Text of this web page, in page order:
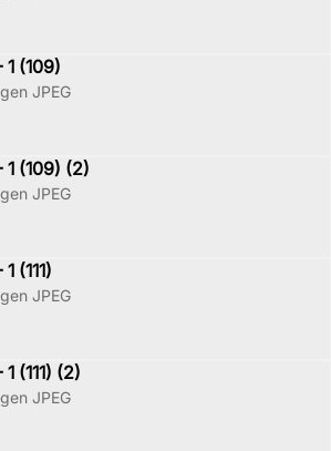
1 (109)
JPEG
1 (109) (2)
JPEG
(111)
JPEG
1 (111) (2)
JPEG